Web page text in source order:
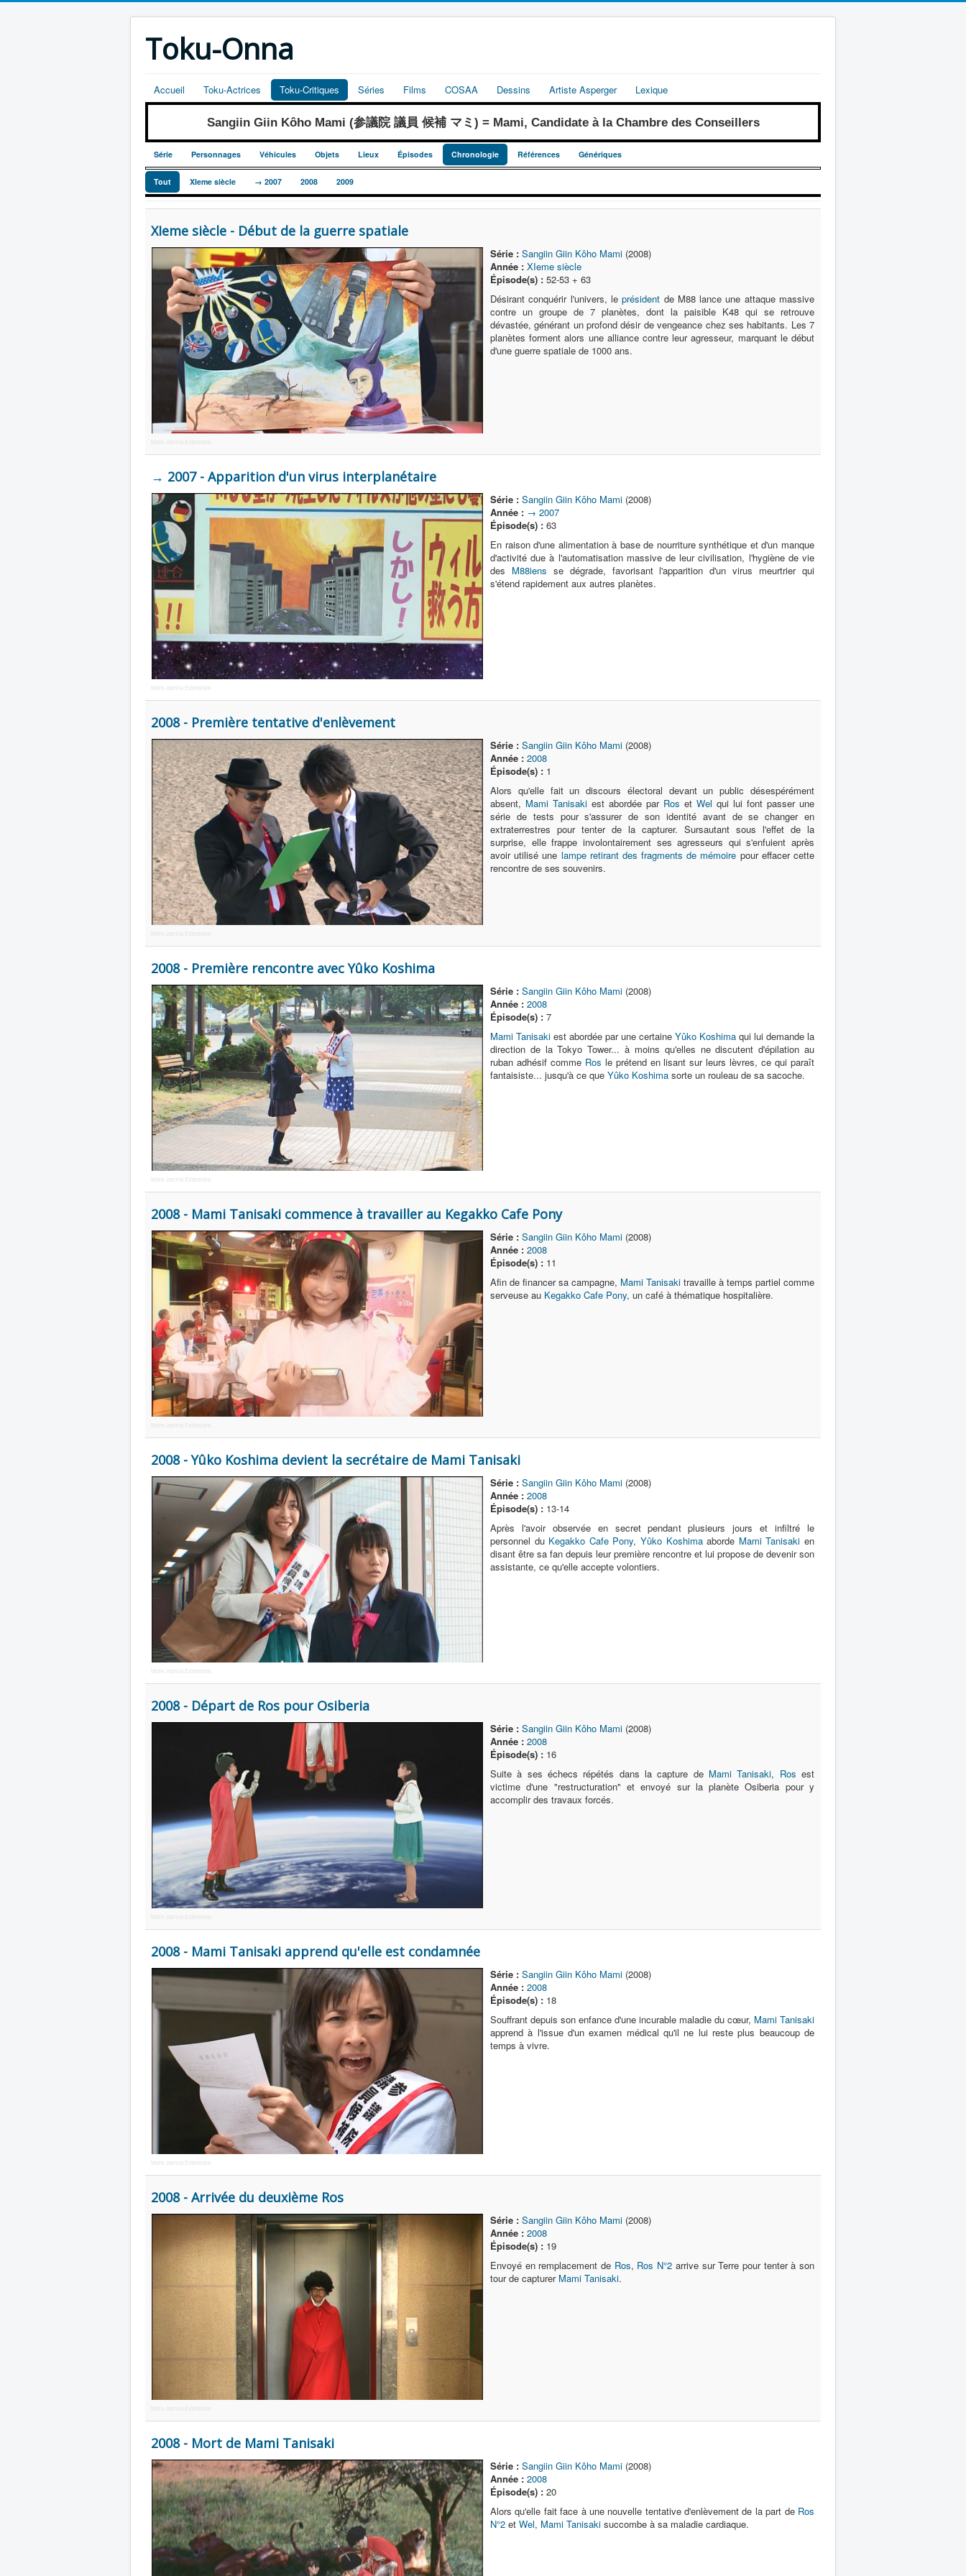
Toku-Onna
Accueil Toku-Actrices Toku-Critiques Séries Films COSAA Dessins Artiste Asperger Lexique
Sangiin Giin Kôho Mami (参議院 議員 候補 マミ) = Mami, Candidate à la Chambre des Conseillers
Série Personnages Véhicules Objets Lieux Épisodes Chronologie Références Génériques
Tout XIeme siècle → 2007 2008 2009
XIeme siècle - Début de la guerre spatiale
Série : Sangiin Giin Kôho Mami (2008)
Année : XIeme siècle
Épisode(s) : 52-53 + 63
Désirant conquérir l'univers, leprésident de M88 lance une attaque massive
contre un groupe de 7 planètes, dont la paisible K48 qui se retrouve
dévastée, générant un profond désir de vengeance chez ses habitants. Les 7
planètes forment alors une alliance contre leur agresseur, marquant le début
d'une guerre spatiale de 1000 ans.
More Joomla Extensions
→ 2007 - Apparition d'un virus interplanétaire
Série : Sangiin Giin Kôho Mami (2008)
Année : → 2007
Épisode(s) : 63
En raison d'une alimentation à base de nourriture synthétique et d'un manque
d'activité due à l'automatisation massive de leur civilisation, l'hygiène de vie
des M88iens se dégrade, favorisant l'apparition d'un virus meurtrier qui
s'étend rapidement aux autres planètes.
More Joomla Extensions
2008 - Première tentative d'enlèvement
Série : Sangiin Giin Kôho Mami (2008)
Année : 2008
Épisode(s) : 1
Alors qu'elle fait un discours électoral devant un public désespérément
absent, Mami Tanisaki est abordée par Ros et Wel qui lui font passer une
série de tests pour s'assurer de son identité avant de se changer en
extraterrestres pour tenter de la capturer. Sursautant sous l'effet de la
surprise, elle frappe involontairement ses agresseurs qui s'enfuient après
avoir utilisé une lampe retirant des fragments de mémoire pour effacer cette
rencontre de ses souvenirs.
More Joomla Extensions
2008 - Première rencontre avec Yûko Koshima
Série : Sangiin Giin Kôho Mami (2008)
Année : 2008
Épisode(s) : 7
Mami Tanisaki est abordée par une certaine Yûko Koshima qui lui demande la
direction de la Tokyo Tower... à moins qu'elles ne discutent d'épilation au
ruban adhésif comme Ros le prétend en lisant sur leurs lèvres, ce qui paraît
fantaisiste... jusqu'à ce que Yûko Koshima sorte un rouleau de sa sacoche.
More Joomla Extensions
2008 - Mami Tanisaki commence à travailler au Kegakko Cafe Pony
Série : Sangiin Giin Kôho Mami (2008)
Année : 2008
Épisode(s) : 11
Afin de financer sa campagne, Mami Tanisaki travaille à temps partiel comme
serveuse au Kegakko Cafe Pony, un café à thématique hospitalière.
More Joomla Extensions
2008 - Yûko Koshima devient la secrétaire de Mami Tanisaki
Série : Sangiin Giin Kôho Mami (2008)
Année : 2008
Épisode(s) : 13-14
Après l'avoir observée en secret pendant plusieurs jours et infiltré le
personnel du Kegakko Cafe Pony,Yûko Koshimaaborde Mami Tanisaki en
disant être sa fan depuis leur première rencontre et lui propose de devenir son
assistante, ce qu'elle accepte volontiers.
More Joomla Extensions
2008 - Départ de Ros pour Osiberia
Série : Sangiin Giin Kôho Mami (2008)
Année : 2008
Épisode(s) : 16
Suite à ses échecs répétés dans la capture de Mami Tanisaki, Ros est
victime d'une "restructuration" et envoyé sur la planète Osiberia pour y
accomplir des travaux forcés.
More Joomla Extensions
2008 - Mami Tanisaki apprend qu'elle est condamnée
Série : Sangiin Giin Kôho Mami (2008)
Année : 2008
Épisode(s) : 18
Souffrant depuis son enfance d'une incurable maladie du cœur, Mami Tanisaki
apprend à l'issue d'un examen médical qu'il ne lui reste plus beaucoup de
temps à vivre.
More Joomla Extensions
2008 - Arrivée du deuxième Ros
Série : Sangiin Giin Kôho Mami (2008)
Année : 2008
Épisode(s) : 19
Envoyé en remplacement de Ros, Ros N°2 arrive sur Terre pour tenter à son
tour de capturer Mami Tanisaki.
More Joomla Extensions
2008 - Mort de Mami Tanisaki
Série : Sangiin Giin Kôho Mami (2008)
Année : 2008
Épisode(s) : 20
Alors qu'elle fait face à une nouvelle tentative d'enlèvement de la part de Ros
N°2 et Wel, Mami Tanisaki succombe à sa maladie cardiaque.